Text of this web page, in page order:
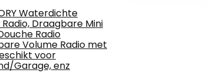
Waterdichte
Draagbare Mini
Radio
Volume Radio met
voor
Garage, enz